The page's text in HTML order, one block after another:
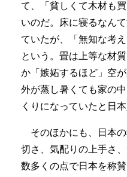
て、「貧しくて木材も
いのだ。床に寝るなん
ていたが、「無知な考
という。畳は上等な材
か「嫉妬するほど」空
外が蒸し暑くても家の
くりになっていたと日
そのほかにも、日本
切さ、気配りの上手さ
数多くの点で日本を称